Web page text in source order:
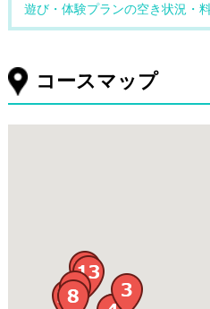
遊び・体験プランの空き状況・
コースマップ